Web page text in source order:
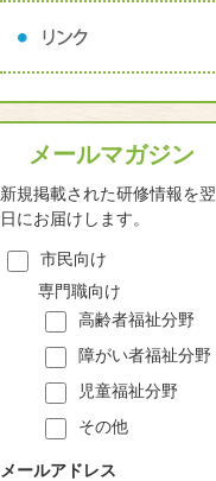
メールマガジン
新規掲載された研修情報を翌
日にお届けします。
市民向け
専門職向け
高齢者福祉分野
障がい者福祉分野
児童福祉分野
その他
メールアドレス